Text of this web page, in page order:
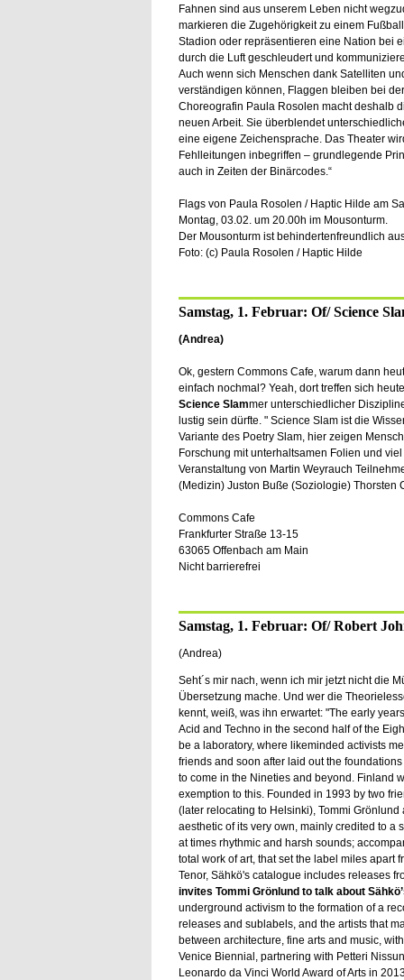
Fahnen sind aus unserem Leben nicht
markieren die Zugehörigkeit zu einem
Stadion oder repräsentieren eine Nation bei
durch die Luft geschleudert und
Auch wenn sich Menschen dank Satelliten
verständigen können, Flaggen bleiben bei
Choreografin Paula Rosolen macht deshalb
neuen Arbeit. Sie überblendet
eine eigene Zeichensprache. Das Theater
Fehlleitungen inbegriffen – grundlegende
auch in Zeiten der Binärcodes.“
Flags von Paula Rosolen / Haptic Hilde am
Montag, 03.02. um 20.00h im Mousonturm.
Der Mousonturm ist behindertenfreundlich
Foto: (c) Paula Rosolen / Haptic Hilde
Samstag, 1. Februar: Of/ Science
(Andrea)
Ok, gestern Commons Cafe, warum dann
einfach nochmal? Yeah, dort treffen sich
Science Slammer unterschiedlicher
lustig sein dürfte. " Science Slam ist die
Variante des Poetry Slam, hier zeigen
Forschung mit unterhaltsamen Folien und
Veranstaltung von Martin Weyrauch
(Medizin) Juston Buße (Soziologie) Thorsten
Commons Cafe
Frankfurter Straße 13-15
63065 Offenbach am Main
Nicht barrierefrei
Samstag, 1. Februar: Of/ Robert
(Andrea)
Seht´s mir nach, wenn ich mir jetzt nicht die
Übersetzung mache. Und wer die
kennt, weiß, was ihn erwartet: "The early
Acid and Techno in the second half of the
be a laboratory, where likeminded activists
friends and soon after laid out the
to come in the Nineties and beyond. Finland
exemption to this. Founded in 1993 by two
(later relocating to Helsinki), Tommi
aesthetic of its very own, mainly credited to a
at times rhythmic and harsh sounds;
total work of art, that set the label miles apart
Tenor, Sähkö's catalogue includes releases
invites Tommi Grönlund to talk about
underground activism to the formation of a
releases and sublabels, and the artists that
between architecture, fine arts and music,
Venice Biennial, partnering with Petteri
Leonardo da Vinci World Award of Arts in